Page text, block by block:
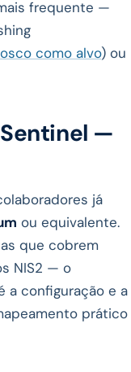
frequente —
como alvo) ou
—
já
ou equivalente.
que cobrem
NIS2 — o
a configuração e a
prático